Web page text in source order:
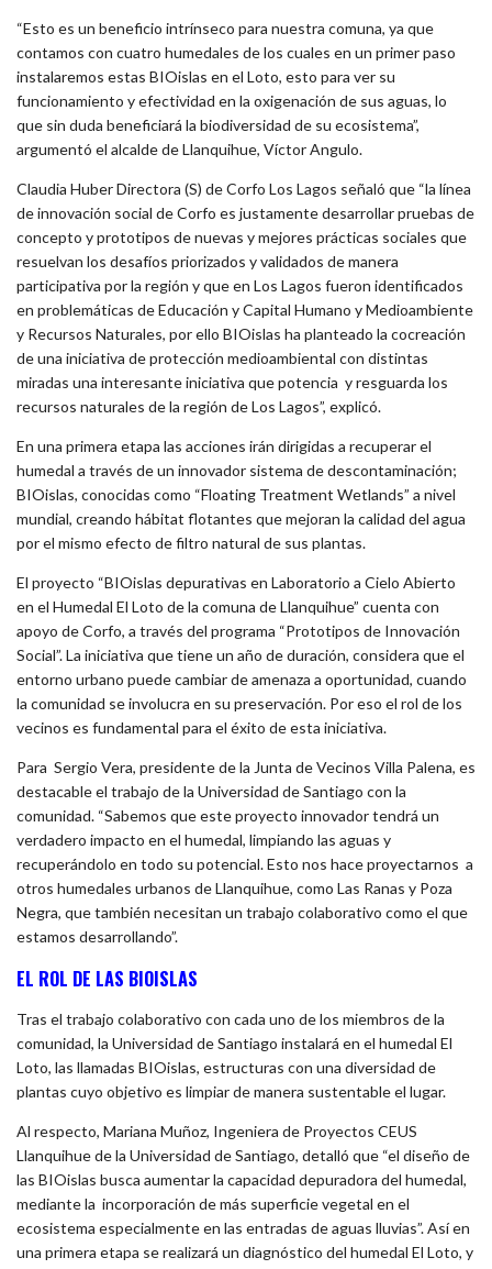
“Esto es un beneficio intrínseco para nuestra comuna, ya que
contamos con cuatro humedales de los cuales en un primer paso
instalaremos estas BIOislas en el Loto, esto para ver su
funcionamiento y efectividad en la oxigenación de sus aguas, lo
que sin duda beneficiará la biodiversidad de su ecosistema”,
argumentó el alcalde de Llanquihue, Víctor Angulo.
Claudia Huber Directora (S) de Corfo Los Lagos señaló que “la línea
de innovación social de Corfo es justamente desarrollar pruebas de
concepto y prototipos de nuevas y mejores prácticas sociales que
resuelvan los desafíos priorizados y validados de manera
participativa por la región y que en Los Lagos fueron identificados
en problemáticas de Educación y Capital Humano y Medioambiente
y Recursos Naturales, por ello BIOislas ha planteado la cocreación
de una iniciativa de protección medioambiental con distintas
miradas una interesante iniciativa que potencia y resguarda los
recursos naturales de la región de Los Lagos”, explicó.
En una primera etapa las acciones irán dirigidas a recuperar el
humedal a través de un innovador sistema de descontaminación;
BIOislas, conocidas como “Floating Treatment Wetlands” a nivel
mundial, creando hábitat flotantes que mejoran la calidad del agua
por el mismo efecto de filtro natural de sus plantas.
El proyecto “BIOislas depurativas en Laboratorio a Cielo Abierto
en el Humedal El Loto de la comuna de Llanquihue” cuenta con
apoyo de Corfo, a través del programa “Prototipos de Innovación
Social”. La iniciativa que tiene un año de duración, considera que el
entorno urbano puede cambiar de amenaza a oportunidad, cuando
la comunidad se involucra en su preservación. Por eso el rol de los
vecinos es fundamental para el éxito de esta iniciativa.
Para Sergio Vera, presidente de la Junta de Vecinos Villa Palena, es
destacable el trabajo de la Universidad de Santiago con la
comunidad. “Sabemos que este proyecto innovador tendrá un
verdadero impacto en el humedal, limpiando las aguas y
recuperándolo en todo su potencial. Esto nos hace proyectarnos a
otros humedales urbanos de Llanquihue, como Las Ranas y Poza
Negra, que también necesitan un trabajo colaborativo como el que
estamos desarrollando”.
EL ROL DE LAS BIOISLAS
Tras el trabajo colaborativo con cada uno de los miembros de la
comunidad, la Universidad de Santiago instalará en el humedal El
Loto, las llamadas BIOislas, estructuras con una diversidad de
plantas cuyo objetivo es limpiar de manera sustentable el lugar.
Al respecto, Mariana Muñoz, Ingeniera de Proyectos CEUS
Llanquihue de la Universidad de Santiago, detalló que “el diseño de
las BIOislas busca aumentar la capacidad depuradora del humedal,
mediante la incorporación de más superficie vegetal en el
ecosistema especialmente en las entradas de aguas lluvias”. Así en
una primera etapa se realizará un diagnóstico del humedal El Loto, y